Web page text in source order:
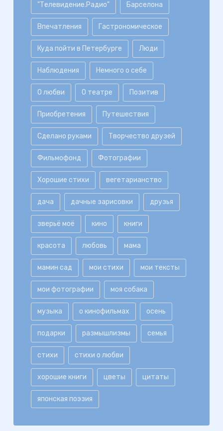
"Телевидение.Радио" Барселона
Впечатления Гастрономическое
Куда пойти в Петербурге Люди
Наблюдения Немного о себе
О любви О театре Позитив
Приобретения Путешествия
Сделано руками Творчество друзей
Фильмофонд Фотографии
Хорошие стихи вегетарианство
дача дачные зарисовки друзья
зверьё моё кино книги
красота любовь мама
мамин сад мои стихи мои тексты
мои фотографии моя собака
музыка о кинофильмах осень
подарки размышлизмы семья
стихи стихи о любви
хорошие книги цветы цитаты
японская поэзия